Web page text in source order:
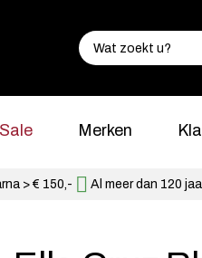
Sale Merken
> € 150,- Al meer dan 120